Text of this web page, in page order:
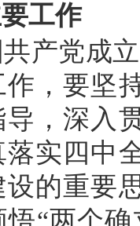
工作
党成立
，要坚
，深入
实四中
的重要
“两个